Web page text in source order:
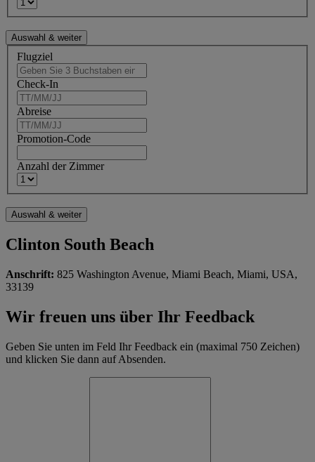
Flugziel
Check-In
Abreise
Promotion-Code
Anzahl der Zimmer
Clinton South Beach
Anschrift: 825 Washington Avenue, Miami Beach, Miami, USA,
33139
Wir freuen uns über Ihr Feedback
Geben Sie unten im Feld Ihr Feedback ein (maximal 750 Zeichen)
und klicken Sie dann auf Absenden.